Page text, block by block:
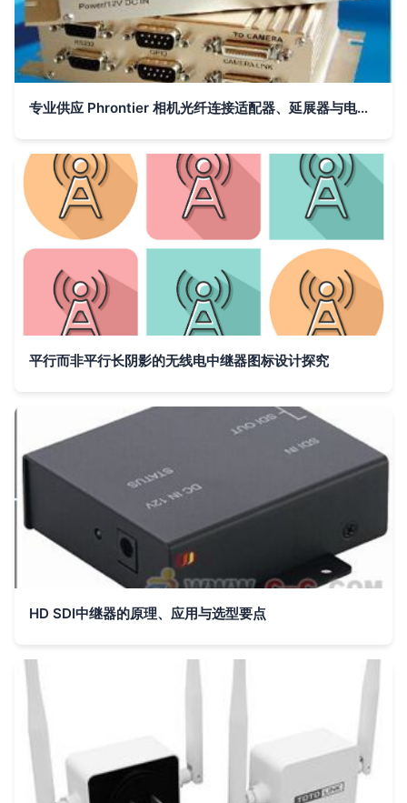
专业供应 Phrontier 相机光纤连接适配器、延展器与电气中继器解决方案
平行而非平行长阴影的无线电中继器图标设计探究
HD SDI中继器的原理、应用与选型要点